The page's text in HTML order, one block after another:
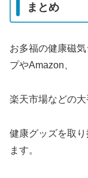
まとめ
お多福の健康磁
プやAmazon、
楽天市場などの大
健康グッズを取
ます。